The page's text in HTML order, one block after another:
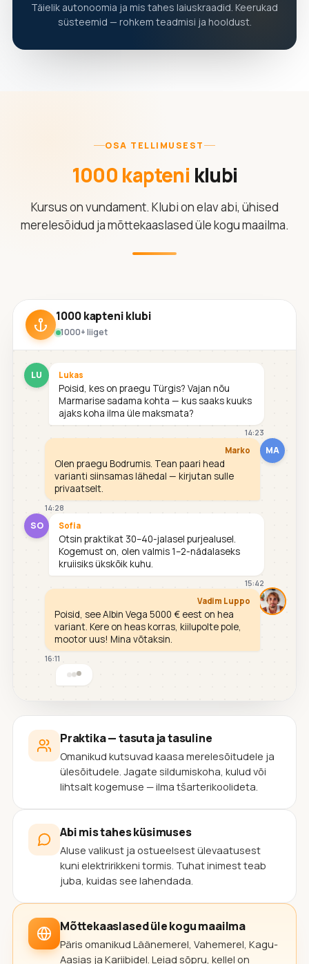
Täielik autonoomia ja mis tahes laiuskraadid. Keerukad
süsteemid — rohkem teadmisi ja hooldust.
OSA TELLIMUSEST
1000 kapteni klubi
Kursus on vundament. Klubi on elav abi, ühised
merelesõidud ja mõttekaaslased üle kogu maailma.
1000 kapteni klubi
1000+ liiget
LU Lukas
Poisid, kes on praegu Türgis? Vajan nõu
Marmarise sadama kohta — kus saaks kuuks
ajaks koha ilma üle maksmata?
14:23
MA
Marko
Olen praegu Bodrumis. Tean paari head
varianti siinsamas lähedal — kirjutan sulle
privaatselt.
14:28
SO Sofia
Otsin praktikat 30–40-jalasel purjealusel.
Kogemust on, olen valmis 1–2-nädalaseks
kruiisiks ükskõik kuhu.
15:42
Vadim Luppo
Poisid, see Albin Vega 5000 € eest on hea
variant. Kere on heas korras, kiilupolte pole,
mootor uus! Mina võtaksin.
16:11
Praktika — tasuta ja tasuline
Omanikud kutsuvad kaasa merelesõitudele ja
ülesõitudele. Jagate sildumiskoha, kulud või
lihtsalt kogemuse — ilma tšarterikoolideta.
Abi mis tahes küsimuses
Aluse valikust ja ostueelsest ülevaatusest
kuni elektririkkeni tormis. Tuhat inimest teab
juba, kuidas see lahendada.
Mõttekaaslased üle kogu maailma
Päris omanikud Läänemerel, Vahemerel, Kagu-
Aasias ja Kariibidel. Leiad sõpru, kellel on